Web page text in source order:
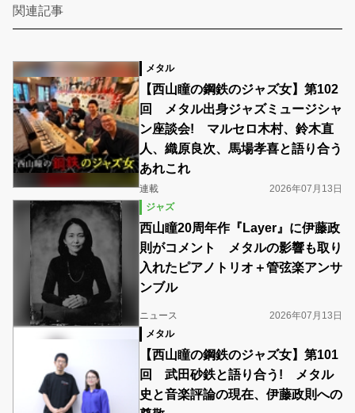
関連記事
メタル
【西山瞳の鋼鉄のジャズ女】第102
回 メタル出身ジャズミュージシャ
ン座談会! マルセロ木村、鈴木直
人、織原良次、馬場孝喜と語り合う
あれこれ
連載
2026年07月13日
ジャズ
西山瞳20周年作『Layer』に伊藤政
則がコメント メタルの影響も取り
入れたピアノトリオ＋管弦楽アンサ
ンブル
ニュース
2026年07月13日
メタル
【西山瞳の鋼鉄のジャズ女】第101
回 武田砂鉄と語り合う! メタル
史と音楽評論の現在、伊藤政則への